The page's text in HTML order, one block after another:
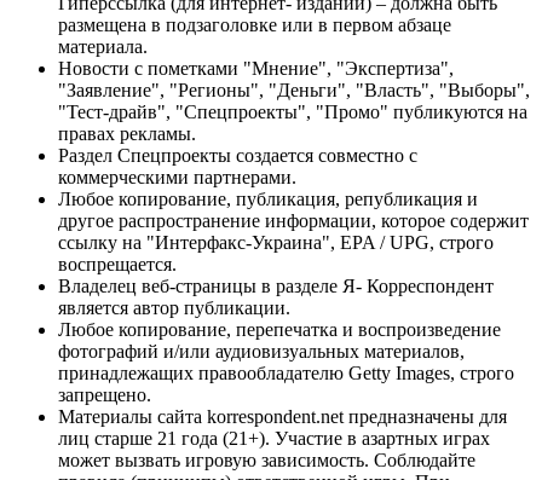
размещена в подзаголовке или в первом абзаце
материала.
Новости с пометками "Мнение", "Экспертиза",
"Заявление", "Регионы", "Деньги", "Власть", "Выборы",
"Тест-драйв", "Спецпроекты", "Промо" публикуются на
правах рекламы.
Раздел Спецпроекты создается совместно с
коммерческими партнерами.
Любое копирование, публикация, републикация и
другое распространение информации, которое содержит
ссылку на "Интерфакс-Украина", EPA / UPG, строго
воспрещается.
Владелец веб-страницы в разделе Я- Корреспондент
является автор публикации.
Любое копирование, перепечатка и воспроизведение
фотографий и/или аудиовизуальных материалов,
принадлежащих правообладателю Getty Images, строго
запрещено.
Материалы сайта korrespondent.net предназначены для
лиц старше 21 года (21+). Участие в азартных играх
может вызвать игровую зависимость. Соблюдайте